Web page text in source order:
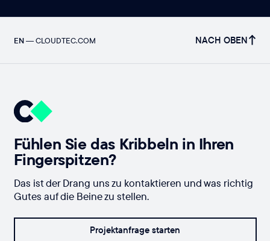
EN —CLOUDTEC.COM NACH OBEN
Fühlen Sie das Kribbeln in Ihren
Fingerspitzen?
Das ist der Drang uns zu kontaktieren und was richtig
Gutes auf die Beine zu stellen.
Projektanfrage starten